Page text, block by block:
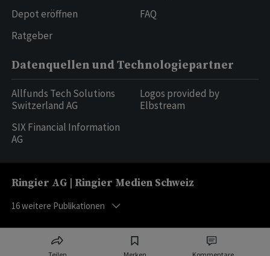
Depot eröffnen
Ratgeber
FAQ
Datenquellen und Technologiepartner
Allfunds Tech Solutions
Switzerland AG
SIX Financial Information
AG
Logos provided by
Elbstream
Ringier AG | Ringier Medien Schweiz
16weitere Publikationen